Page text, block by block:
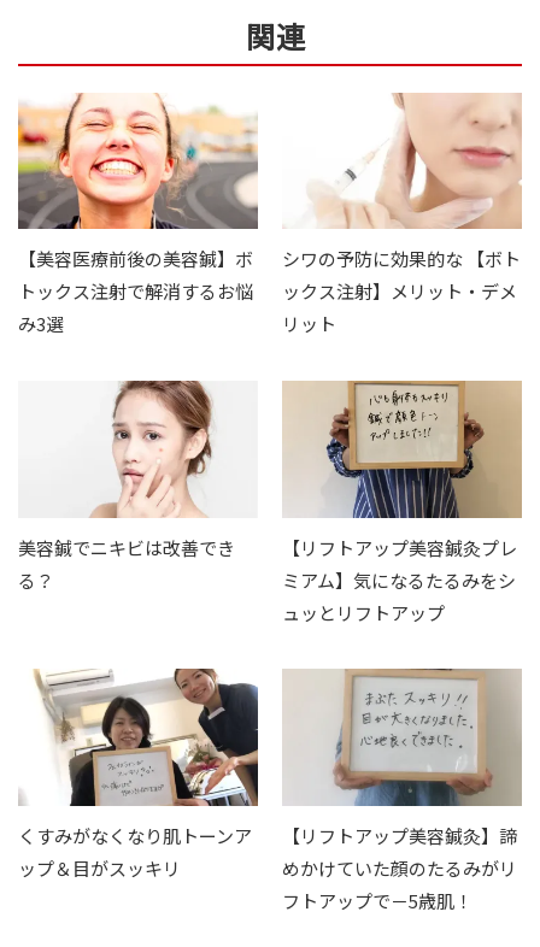
関連
【美容医療前後の美容鍼】ボ
トックス注射で解消するお悩
み3選
シワの予防に効果的な 【ボト
ックス注射】メリット・デメ
リット
美容鍼でニキビは改善でき
る？
【リフトアップ美容鍼灸プレ
ミアム】気になるたるみをシ
ュッとリフトアップ
くすみがなくなり肌トーンア
ップ＆目がスッキリ
【リフトアップ美容鍼灸】諦
めかけていた顔のたるみがリ
フトアップで－5歳肌！